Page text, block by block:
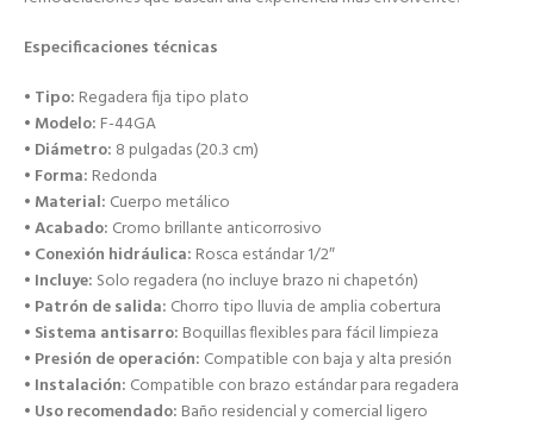
Especificaciones técnicas
• Tipo: Regadera fija tipo plato
• Modelo: F-44GA
• Diámetro: 8 pulgadas (20.3 cm)
• Forma: Redonda
• Material: Cuerpo metálico
•Acabado: Cromo brillante anticorrosivo
• Conexión hidráulica: Rosca estándar 1/2″
• Incluye: Solo regadera (no incluye brazo ni chapetón)
• Patrón de salida: Chorro tipo lluvia de amplia cobertura
• Sistema antisarro: Boquillas flexibles para fácil limpieza
• Presión de operación: Compatible con baja y alta presión
• Instalación: Compatible con brazo estándar para regadera
• Uso recomendado: Baño residencial y comercial ligero